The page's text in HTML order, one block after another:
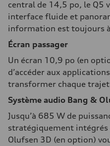
central de 14,5 po, le Q5
interface fluide et
information est toujours
Écran passager
Un écran 10,9 po (en
d’accéder aux
transformer chaque
Système audio Bang &
Jusqu’à 685 W de
stratégiquement intégrés
Olufsen 3D (en option)